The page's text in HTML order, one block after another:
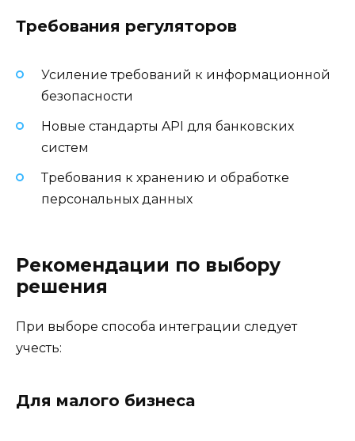
Требования регуляторов
Усиление требований к информационной
безопасности
Новые стандарты API для банковских
систем
Требования к хранению и обработке
персональных данных
Рекомендации по выбору
решения
При выборе способа интеграции следует
учесть:
Для малого бизнеса